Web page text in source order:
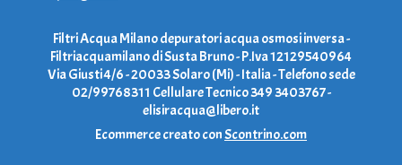
Filtri Acqua Milano depuratori acqua osmosi inversa -
Filtriacquamilano di Susta Bruno - P.Iva 12129540964
Via Giusti 4/6 - 20033 Solaro (Mi) - Italia - Telefono sede
02/99768311 Cellulare Tecnico 349 3403767 -
elisiracqua@libero.it
Ecommerce creato conScontrino.com